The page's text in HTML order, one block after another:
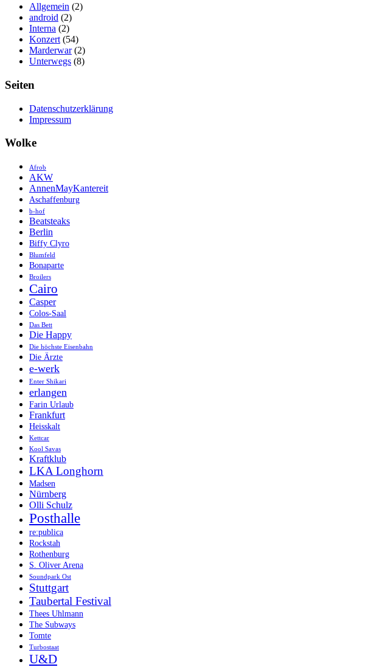
Allgemein (2)
android (2)
Interna (2)
Konzert (54)
Marderwar(2)
Unterwegs (8)
Seiten
Datenschutzerklärung
Impressum
Wolke
Afrob
AKW
AnnenMayKantereit
Aschaffenburg
b-hof
Beatsteaks
Berlin
Biffy Clyro
Blumfeld
Bonaparte
Broilers
Cairo
Casper
Colos-Saal
Das Bett
Die Happy
Die höchste Eisenbahn
Die Ärzte
e-werk
Enter Shikari
erlangen
Farin Urlaub
Frankfurt
Heisskalt
Kettcar
Kool Savas
Kraftklub
LKA Longhorn
Madsen
Nürnberg
Olli Schulz
Posthalle
re:publica
Rockstah
Rothenburg
S. Oliver Arena
Soundpark Ost
Stuttgart
Taubertal Festival
Thees Uhlmann
The Subways
Tomte
Turbostaat
U&D